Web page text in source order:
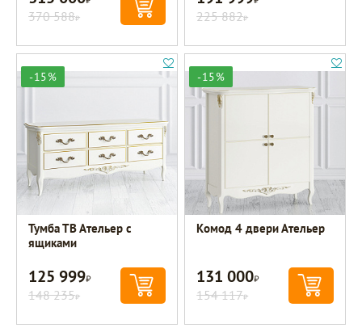
370 588Р 225 882Р
-15%
Тумба ТВ Ательер с
ящиками
125 999Р
148 235Р
-15%
Комод 4 двери Ательер
131 000Р
154 117Р